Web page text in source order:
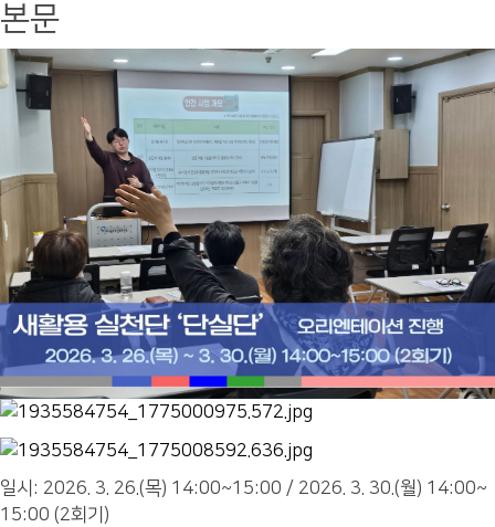
본문
일시: 2026. 3. 26.(목) 14:00~15:00 / 2026. 3. 30.(월) 14:00~
15:00 (2회기)